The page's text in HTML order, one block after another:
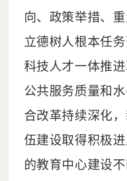
向、政策举措、
立德树人根本任
科技人才一体推
公共服务质量和
合改革持续深化
伍建设取得积极
的教育中心建设